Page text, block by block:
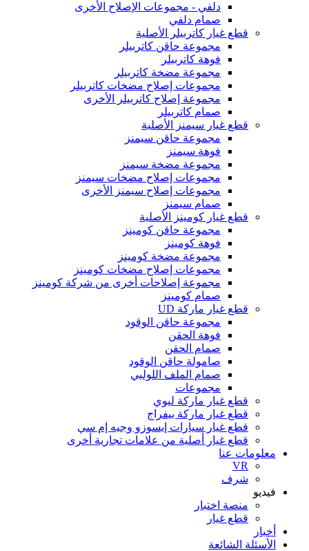
دلفي - مجموعات الإصلاح الأخرى
صمام دلفي
قطع غيار كاتربيلر الأصلية
مجموعة حاقن كاتربيلر
فوهة كاتربيلر
مجموعة مضخة كاتربيلر
مجموعات إصلاح مضخات كاتربيلر
مجموعة إصلاح كاتربيلر الأخرى
صمام كاتربيلر
قطع غيار سيمنز الأصلية
مجموعة حاقن سيمنز
فوهة سيمنز
مجموعة مضخة سيمنز
مجموعات إصلاح مضخات سيمنز
مجموعات إصلاح سيمنز الأخرى
صمام سيمنز
قطع غيار كومينز الأصلية
مجموعة حاقن كومينز
فوهة كومينز
مجموعة مضخة كومينز
مجموعات إصلاح مضخات كومينز
مجموعة إصلاحات أخرى من شركة كومينز
صمام كومينز
قطع غيار ماركة UD
مجموعة حاقن الوقود
فوهة الحقن
صمام الحقن
صامولة حاقن الوقود
صمام الملف اللولبي
مجموعات
قطع غيار ماركة ليوي
قطع غيار ماركة بيفراج
قطع غيار سيارات إيسوزو وجيه إم سي
قطع غيار أصلية من علامات تجارية أخرى
معلومات عنا
VR
شرف
فيديو
منصة اختبار
قطع غيار
أخبار
الأسئلة الشائعة